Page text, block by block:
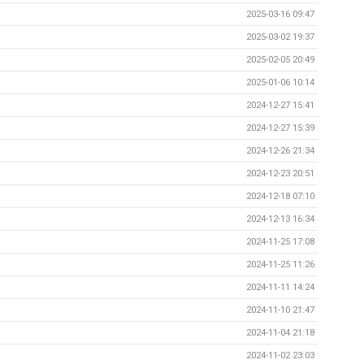
2025-03-16 09:47
2025-03-02 19:37
2025-02-05 20:49
2025-01-06 10:14
2024-12-27 15:41
2024-12-27 15:39
2024-12-26 21:34
2024-12-23 20:51
2024-12-18 07:10
2024-12-13 16:34
2024-11-25 17:08
2024-11-25 11:26
2024-11-11 14:24
2024-11-10 21:47
2024-11-04 21:18
2024-11-02 23:03